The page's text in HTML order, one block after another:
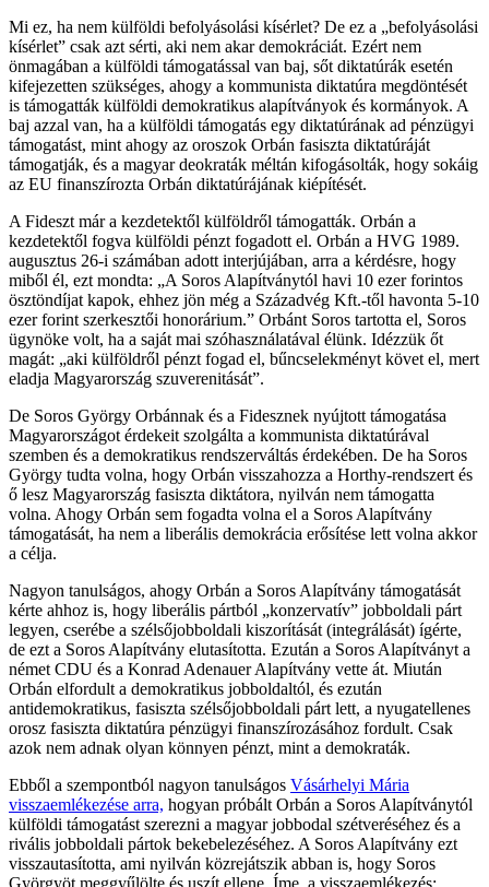
Mi ez, ha nem külföldi befolyásolási kísérlet? De ez a „befolyásolási
kísérlet” csak azt sérti, aki nem akar demokráciát. Ezért nem
önmagában a külföldi támogatással van baj, sőt diktatúrák esetén
kifejezetten szükséges, ahogy a kommunista diktatúra megdöntését
is támogatták külföldi demokratikus alapítványok és kormányok. A
baj azzal van, ha a külföldi támogatás egy diktatúrának ad pénzügyi
támogatást, mint ahogy az oroszok Orbán fasiszta diktatúráját
támogatják, és a magyar deokraták méltán kifogásolták, hogy sokáig
az EU finanszírozta Orbán diktatúrájának kiépítését.
A Fideszt már a kezdetektől külföldről támogatták. Orbán a
kezdetektől fogva külföldi pénzt fogadott el. Orbán a HVG 1989.
augusztus 26-i számában adott interjújában, arra a kérdésre, hogy
miből él, ezt mondta: „A Soros Alapítványtól havi 10 ezer forintos
ösztöndíjat kapok, ehhez jön még a Századvég Kft.-től havonta 5-10
ezer forint szerkesztői honorárium.” Orbánt Soros tartotta el, Soros
ügynöke volt, ha a saját mai szóhasználatával élünk. Idézzük őt
magát: „aki külföldről pénzt fogad el, bűncselekményt követ el, mert
eladja Magyarország szuverenitását”.
De Soros György Orbánnak és a Fidesznek nyújtott támogatása
Magyarországot érdekeit szolgálta a kommunista diktatúrával
szemben és a demokratikus rendszerváltás érdekében. De ha Soros
György tudta volna, hogy Orbán visszahozza a Horthy-rendszert és
ő lesz Magyarország fasiszta diktátora, nyilván nem támogatta
volna. Ahogy Orbán sem fogadta volna el a Soros Alapítvány
támogatását, ha nem a liberális demokrácia erősítése lett volna akkor
a célja.
Nagyon tanulságos, ahogy Orbán a Soros Alapítvány támogatását
kérte ahhoz is, hogy liberális pártból „konzervatív” jobboldali párt
legyen, cserébe a szélsőjobboldali kiszorítását (integrálását) ígérte,
de ezt a Soros Alapítvány elutasította. Ezután a Soros Alapítványt a
német CDU és a Konrad Adenauer Alapítvány vette át. Miután
Orbán elfordult a demokratikus jobboldaltól, és ezután
antidemokratikus, fasiszta szélsőjobboldali párt lett, a nyugatellenes
orosz fasiszta diktatúra pénzügyi finanszírozásához fordult. Csak
azok nem adnak olyan könnyen pénzt, mint a demokraták.
Ebből a szempontból nagyon tanulságos Vásárhelyi Mária
visszaemlékezése arra, hogyan próbált Orbán a Soros Alapítványtól
külföldi támogatást szerezni a magyar jobbodal szétveréséhez és a
rivális jobboldali pártok bekebelezéséhez. A Soros Alapítvány ezt
visszautasította, ami nyilván közrejátszik abban is, hogy Soros
Györgyöt meggyűlölte és uszít ellene. Íme, a visszaemlékezés: